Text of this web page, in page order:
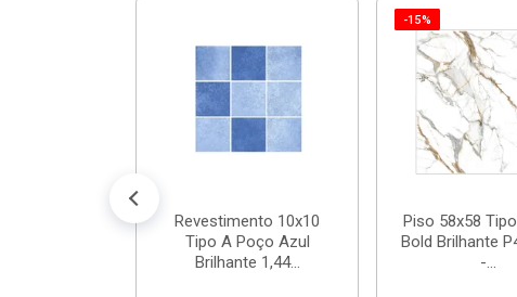
Revestimento 10x10
Tipo A Poço Azul
Brilhante 1,44...
-15%
Piso 58x58
Bold Brilhante
-...